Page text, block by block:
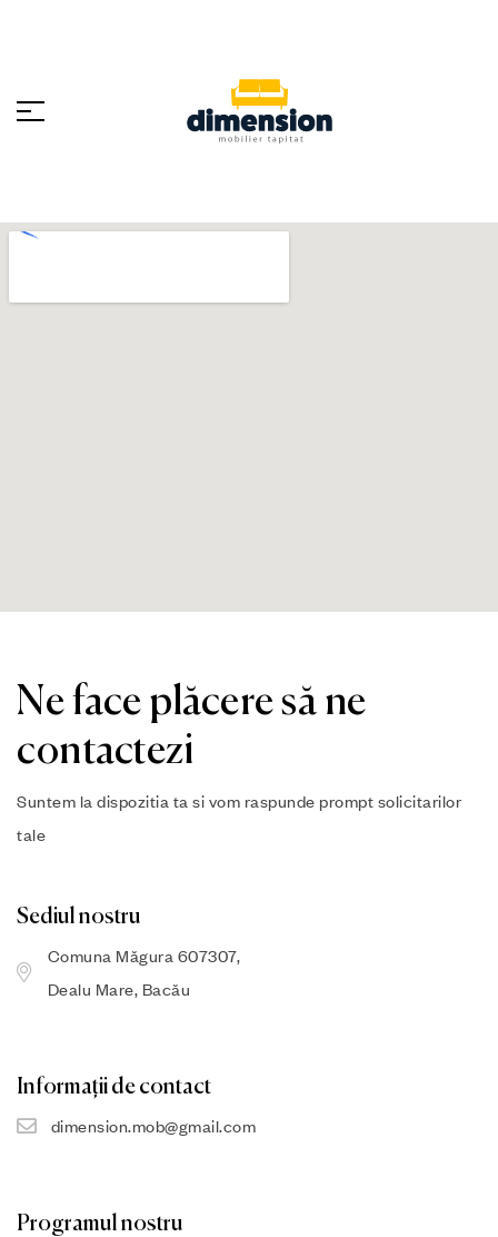
Ne face plăcere să ne
contactezi
Suntem la dispozitia ta si vom raspunde prompt solicitarilor
tale
Sediul nostru
Comuna Măgura 607307,
Dealu Mare, Bacău
Informații de contact
dimension.mob@gmail.com
Programul nostru